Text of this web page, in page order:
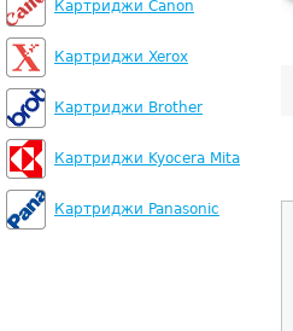
Картриджи Canon
Картриджи Xerox
Картриджи Brother
Картриджи Kyocera Mita
Картриджи Panasonic